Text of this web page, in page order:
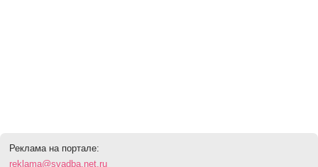
Реклама на портале:
reklama@svadba.net.ru